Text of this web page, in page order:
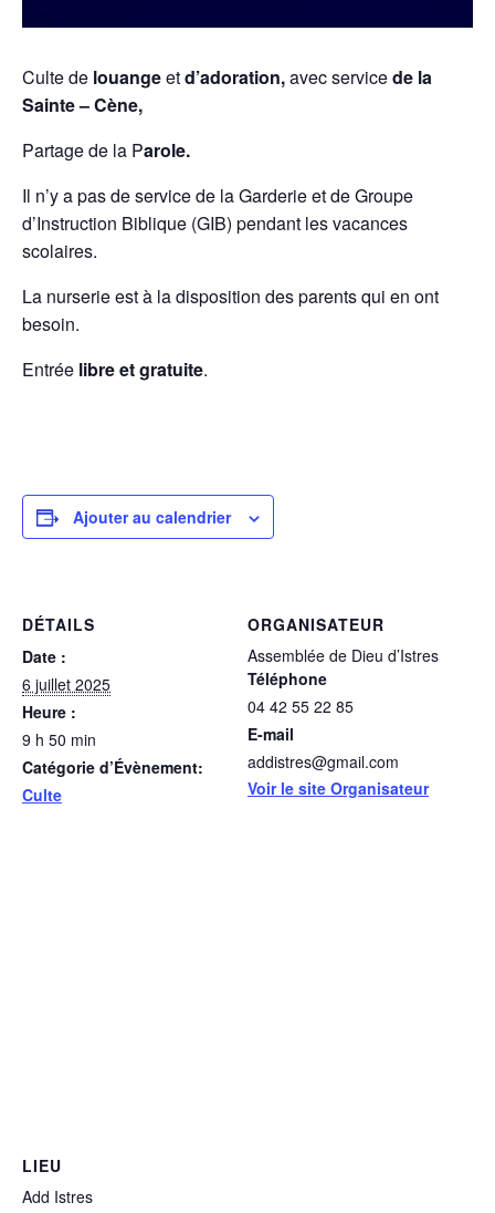
Culte de louangeetd’adoration,avec servicede la
Sainte – Cène,
Partage de la Parole.
Il n’y a pas de service de la Garderie et de Groupe
d’Instruction Biblique (GIB) pendant les vacances
scolaires.
La nurserie est à la disposition des parents qui en ont
besoin.
Entrée libre et gratuite.
Ajouter au calendrier
DÉTAILS
Date :
6 juillet 2025
Heure :
9 h 50 min
Catégorie d’Évènement:
Culte
ORGANISATEUR
Assemblée de Dieu d’Istres
Téléphone
04 42 55 22 85
E-mail
addistres@gmail.com
Voir le site Organisateur
LIEU
Add Istres